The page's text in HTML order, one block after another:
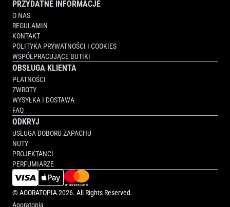
PRZYDATNE INFORMACJE
O NAS
REGULAMIN
KONTAKT
POLITYKA PRYWATNOŚCI I COOKIES
WSPÓŁPRACUJĄCE BUTIKI
OBSŁUGA KLIENTA
PŁATNOŚCI
ZWROTY
WYSYŁKA I DOSTAWA
FAQ
ODKRYJ
USŁUGA DOBORU ZAPACHU
NUTY
PROJEKTANCI
PERFUMIARZE
©AGORATOPIA2026. All Rights Reserved.
Agoratopia